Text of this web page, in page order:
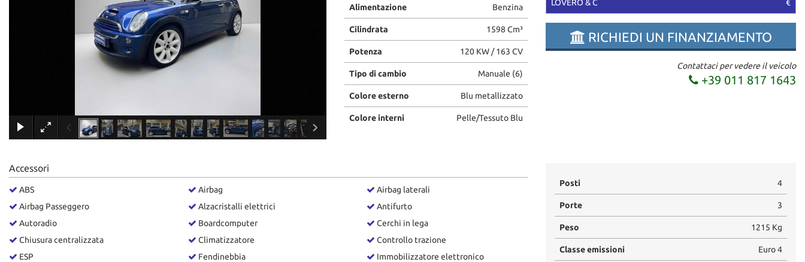
Alimentazione Benzina
Cilindrata 1598 Cm³
Potenza 120 KW / 163 CV
Tipo di cambio Manuale (6)
Colore esterno Blu metallizzato
Colore interni Pelle/Tessuto Blu
LOVERO & C
€
RICHIEDI UN FINANZIAMENTO
Contattaci per vedere il veicolo
+39 011 817 1643
Accessori
ABS
Airbag Passeggero
Autoradio
Chiusura centralizzata
ESP
Airbag
Alzacristalli elettrici
Boardcomputer
Climatizzatore
Fendinebbia
Airbag laterali
Antifurto
Cerchi in lega
Controllo trazione
Immobilizzatore elettronico
Posti 4
Porte 3
Peso 1215 Kg
Classe emissioni Euro 4
attività
Per
maggiori
informazioni
sull'utilità
sul
funzionamento